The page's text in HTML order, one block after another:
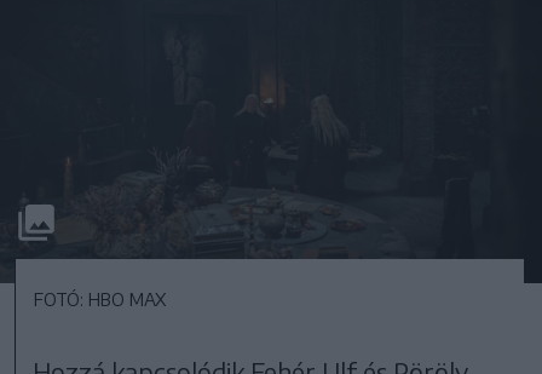
FOTÓ: HBO MAX